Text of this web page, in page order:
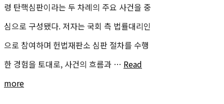
령 탄핵심판이라는 두 차례의 주요 사건을 중
심으로 구성됐다. 저자는 국회 측 법률대리인
으로 참여하며 헌법재판소 심판 절차를 수행
한 경험을 토대로, 사건의 흐름과 … Read
more